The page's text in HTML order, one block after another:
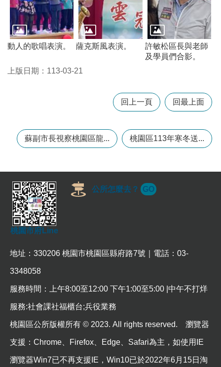
動人的歌唱表演。 薩克斯風表演。
許敏松區長與老師
及學員們合影。
上版日期：113-03-21
回上一頁 回最上面
蘇副市長視察桃園區龍... 桃園區113年寒冬送...
桃園市府Line
公所怎麼去？ GO
地址：330206 桃園市桃園區縣府路7號｜電話：03-
3348058
服務時間：上午8:00至12:00 下午1:00至5:00 |中午不打烊
服務:社會課社福櫃台;兵役業務
桃園區公所版權所有 © 2023. All rights reserved. 瀏覽器
支援：Chrome、Firefox、Edge、Safari為主，如使用IE
瀏覽器Win7已不再支援IE，Win10已於2022年6月15日淘